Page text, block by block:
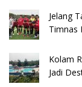
Jelang
Timnas
Kolam
Jadi